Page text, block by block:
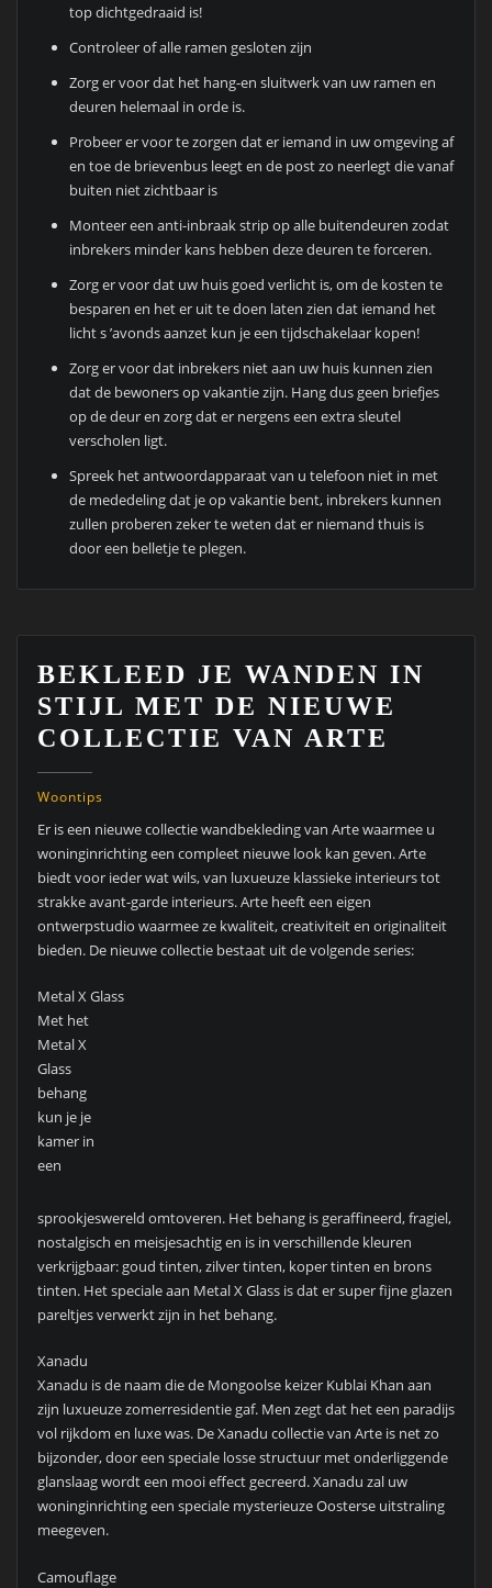
top dichtgedraaid is!
Controleer of alle ramen gesloten zijn
Zorg er voor dat het hang-en sluitwerk van uw ramen en
deuren helemaal in orde is.
Probeer er voor te zorgen dat er iemand in uw omgeving af
en toe de brievenbus leegt en de post zo neerlegt die vanaf
buiten niet zichtbaar is
Monteer een anti-inbraak strip op alle buitendeuren zodat
inbrekers minder kans hebben deze deuren te forceren.
Zorg er voor dat uw huis goed verlicht is, om de kosten te
besparen en het er uit te doen laten zien dat iemand het
licht s ’avonds aanzet kun je een tijdschakelaar kopen!
Zorg er voor dat inbrekers niet aan uw huis kunnen zien
dat de bewoners op vakantie zijn. Hang dus geen briefjes
op de deur en zorg dat er nergens een extra sleutel
verscholen ligt.
Spreek het antwoordapparaat van u telefoon niet in met
de mededeling dat je op vakantie bent, inbrekers kunnen
zullen proberen zeker te weten dat er niemand thuis is
door een belletje te plegen.
BEKLEED JE WANDEN IN
STIJL MET DE NIEUWE
COLLECTIE VAN ARTE
Woontips
Er is een nieuwe collectie wandbekleding van Arte waarmee u
woninginrichting een compleet nieuwe look kan geven. Arte
biedt voor ieder wat wils, van luxueuze klassieke interieurs tot
strakke avant-garde interieurs. Arte heeft een eigen
ontwerpstudio waarmee ze kwaliteit, creativiteit en originaliteit
bieden. De nieuwe collectie bestaat uit de volgende series:
Metal X Glass
Met het
Metal X
Glass
behang
kun je je
kamer in
een
sprookjeswereld omtoveren. Het behang is geraffineerd, fragiel,
nostalgisch en meisjesachtig en is in verschillende kleuren
verkrijgbaar: goud tinten, zilver tinten, koper tinten en brons
tinten. Het speciale aan Metal X Glass is dat er super fijne glazen
pareltjes verwerkt zijn in het behang.
Xanadu
Xanadu is de naam die de Mongoolse keizer Kublai Khan aan
zijn luxueuze zomerresidentie gaf. Men zegt dat het een paradijs
vol rijkdom en luxe was. De Xanadu collectie van Arte is net zo
bijzonder, door een speciale losse structuur met onderliggende
glanslaag wordt een mooi effect gecreerd. Xanadu zal uw
woninginrichting een speciale mysterieuze Oosterse uitstraling
meegeven.
Camouflage